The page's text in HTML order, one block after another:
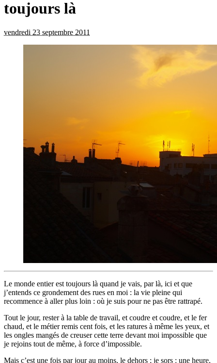
toujours là
vendredi 23 septembre 2011
Le monde entier est toujours là quand je vais, par là, ici et que
j’entends ce grondement des rues en moi : la vie pleine qui
recommence à aller plus loin : où je suis pour ne pas être rattrapé.
Tout le jour, rester à la table de travail, et coudre et coudre, et le fer
chaud, et le métier remis cent fois, et les ratures à même les yeux, et
les ongles mangés de creuser cette terre devant moi impossible que
je rejoins tout de même, à force d’impossible.
Mais c’est une fois par jour au moins, le dehors ; je sors : une heure,